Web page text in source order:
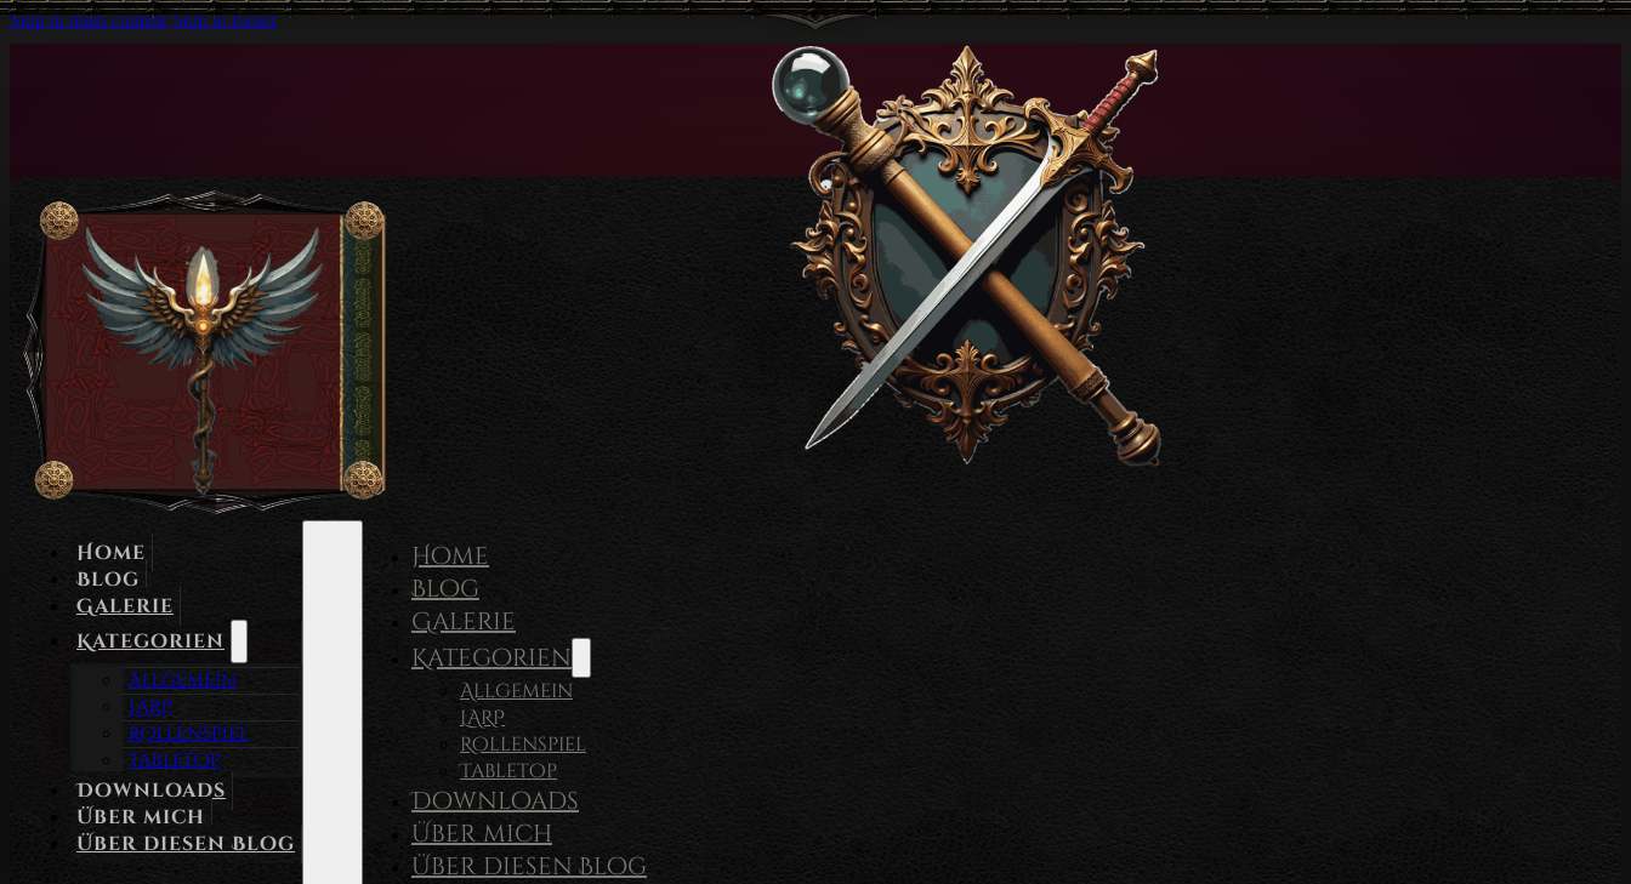
Skip to main content Skip to footer
Home
Blog
Galerie
Kategorien
Allgemein
LARP
Rollenspiel
Tabletop
Downloads
Über mich
Über diesen Blog
Home
Blog
Galerie
Kategorien
Allgemein
LARP
Rollenspiel
Tabletop
Downloads
Über mich
Über diesen Blog